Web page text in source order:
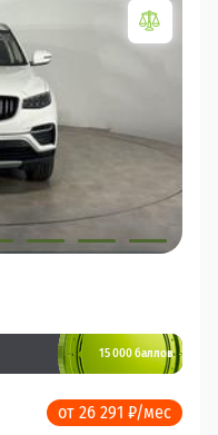
15 000 баллов
от 26 291 ₽/мес